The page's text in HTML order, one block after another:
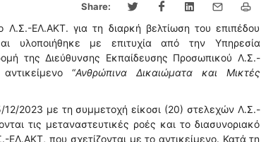
Share:
ΕΛ.ΑΚΤ. για τη διαρκή βελτίωση του επιπέδου
υλοποιήθηκε με επιτυχία από την Υπηρεσία
της Διεύθυνσης Εκπαίδευσης Προσωπικού Λ.Σ.-
“Ανθρώπινα Δικαιώματα και Μικτές
2023 με τη συμμετοχή είκοσι (20) στελεχών Λ.Σ.-
τις μεταναστευτικές ροές και το διασυνοριακό
που σχετίζονται με το αντικείμενο. Κατά τη